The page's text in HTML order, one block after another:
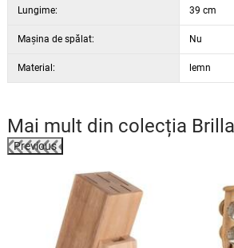
Lungime: 39 cm
Maşina de spălat: Nu
Material: lemn
Mai mult din colecția
Previous